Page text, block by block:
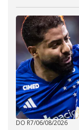
DO R7/06/08/2026